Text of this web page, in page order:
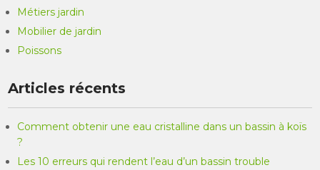
Métiers jardin
Mobilier de jardin
Poissons
Articles récents
Comment obtenir une eau cristalline dans un bassin à koïs
?
Les 10 erreurs qui rendent l’eau d’un bassin trouble